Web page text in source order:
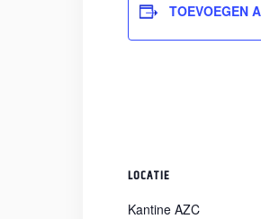
TOEVOEGEN
LOCATIE
Kantine AZC